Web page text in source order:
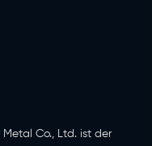
Co., Ltd. ist der